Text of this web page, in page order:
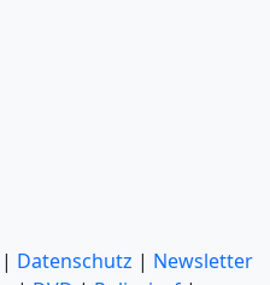
| Datenschutz | Newsletter